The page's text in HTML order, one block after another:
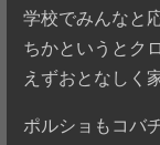
学校でみんなと
ちかというとク
えずおとなしく
ポルショもコバ